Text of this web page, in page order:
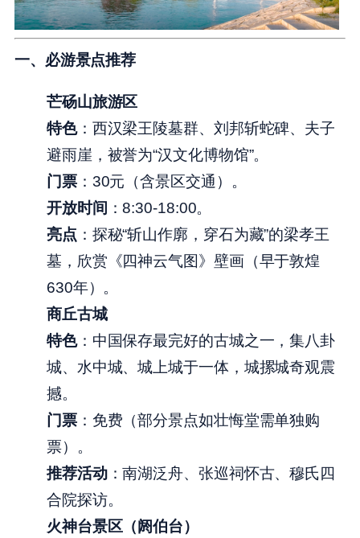
一、必游景点推荐
芒砀山旅游区
特色：西汉梁王陵墓群、刘邦斩蛇碑、夫子
避雨崖，被誉为“汉文化博物馆”。
门票：30元（含景区交通）。
开放时间 ：8:30-18:00。
亮点 ：探秘“斩山作廓，穿石为藏”的梁孝王
墓，欣赏《四神云气图》壁画（早于敦煌
630年）。
商丘古城
特色：中国保存最完好的古城之一，集八卦
城、水中城、城上城于一体，城摞城奇观震
撼。
门票：免费（部分景点如壮悔堂需单独购
票）。
推荐活动：南湖泛舟、张巡祠怀古、穆氏四
合院探访。
火神台景区（阏伯台）